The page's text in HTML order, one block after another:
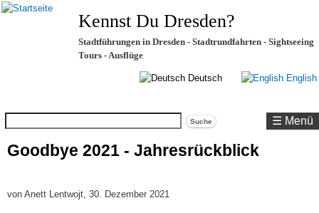
Kennst Du Dresden?
Stadtführungen in Dresden - Stadtrundfahrten - Sightseeing
Tours - Ausflüge
Deutsch English
☰ Menü
Goodbye 2021 - Jahresrückblick
von Anett Lentwojt, 30. Dezember 2021